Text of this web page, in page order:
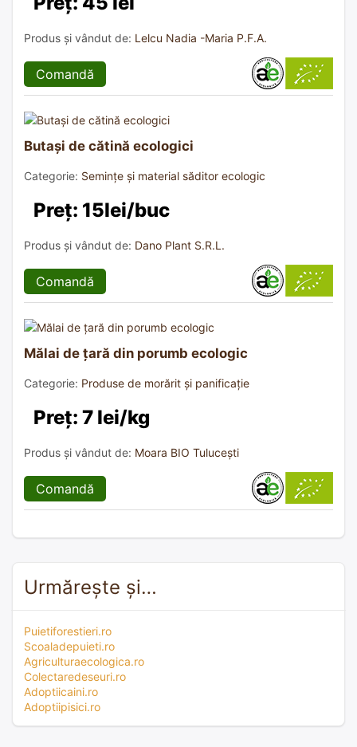
Produs și vândut de: Lelcu Nadia -Maria P.F.A.
Comandă
Butași de cătină ecologici
Categorie: Semințe și material săditor ecologic
Preț: 15lei/buc
Produs și vândut de: Dano Plant S.R.L.
Comandă
Mălai de țară din porumb ecologic
Categorie: Produse de morărit și panificație
Preț: 7 lei/kg
Produs și vândut de: Moara BIO Tulucești
Comandă
Urmărește și…
Puietiforestieri.ro
Scoaladepuieti.ro
Agriculturaecologica.ro
Colectaredeseuri.ro
Adoptiicaini.ro
Adoptiipisici.ro